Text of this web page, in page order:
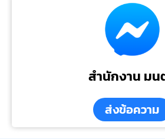
สำนักงาน มน
ส่งข้อความ